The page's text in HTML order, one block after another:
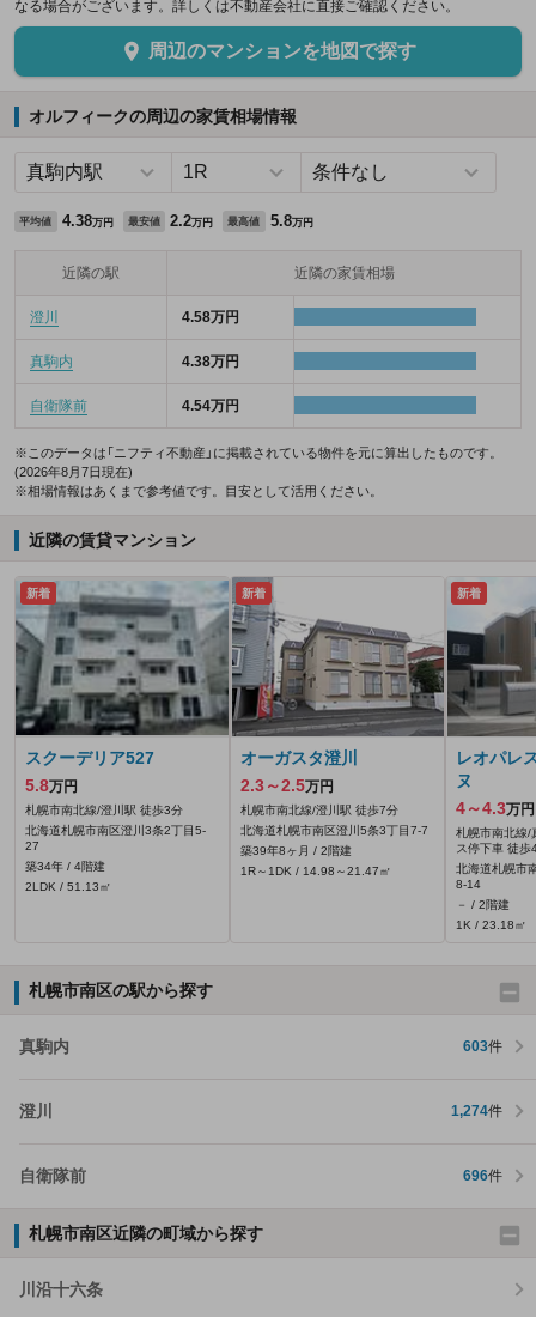
なる場合がございます。詳しくは不動産会社に直接ご確認ください。
周辺のマンションを地図で探す
オルフィークの周辺の家賃相場情報
平均値 4.38万円 最安値 2.2万円 最高値 5.8万円
近隣の駅 近隣の家賃相場
澄川 4.58万円
真駒内 4.38万円
自衛隊前 4.54万円
※このデータは「ニフティ不動産」に掲載されている物件を元に算出したものです。
(2026年8月7日現在)
※相場情報はあくまで参考値です。目安として活用ください。
近隣の賃貸マンション
新着
スクーデリア527
5.8万円
札幌市南北線/澄川駅 徒歩3分
北海道札幌市南区澄川3条2丁目5-
27
築34年 / 4階建
2LDK / 51.13㎡
新着
オーガスタ澄川
2.3～2.5万円
札幌市南北線/澄川駅 徒歩7分
北海道札幌市南区澄川5条3丁目7-7
築39年8ヶ月 / 2階建
1R～1DK / 14.98～21.47㎡
新着
レオパレ
ヌ
4～4.3万円
札幌市南北線/
ス停下車 徒歩
北海道札幌市
8-14
－ / 2階建
1K / 23.18㎡
札幌市南区の駅から探す
真駒内 603件
澄川 1,274件
自衛隊前 696件
札幌市南区近隣の町域から探す
川沿十六条